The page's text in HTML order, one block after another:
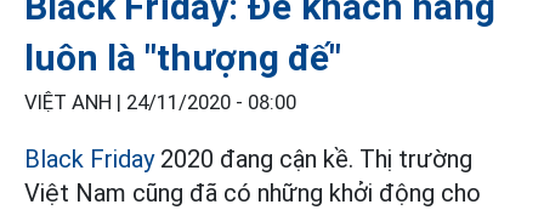
luôn là "thượng đế"
VIỆT ANH | 24/11/2020 - 08:00
Black Friday2020 đang cận kề. Thị trường
Việt Nam cũng đã có những khởi động cho